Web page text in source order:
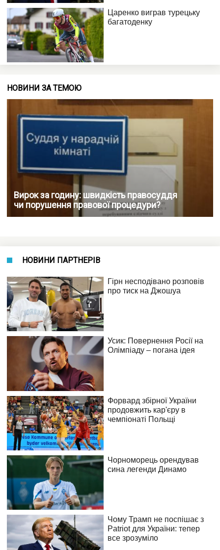
НОВИНИ ЗА ТЕМОЮ
Вирок за годину: швидкість правосуддя
чи порушення правової процедури?
НОВИНИ ПАРТНЕРІВ